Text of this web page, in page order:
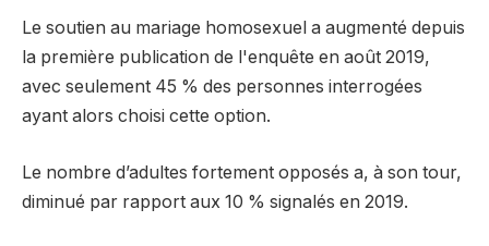
Le soutien au mariage homosexuel a augmenté depuis
la première publication de l'enquête en août 2019,
avec seulement 45 % des personnes interrogées
ayant alors choisi cette option.
Le nombre d’adultes fortement opposés a, à son tour,
diminué par rapport aux 10 % signalés en 2019.